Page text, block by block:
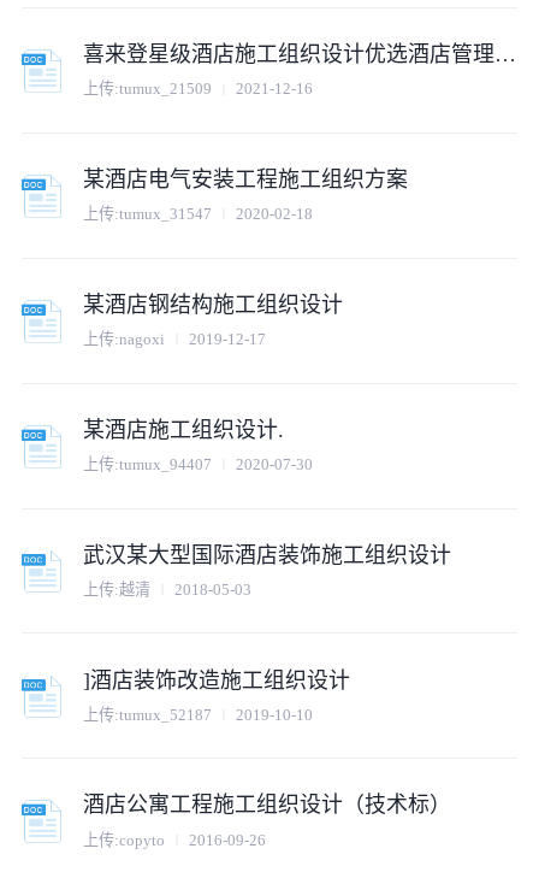
喜来登星级酒店施工组织设计优选酒店管理优选
上传:tumux_21509 2021-12-16
某酒店电气安装工程施工组织方案
上传:tumux_31547 2020-02-18
某酒店钢结构施工组织设计
上传:nagoxi 2019-12-17
某酒店施工组织设计.
上传:tumux_94407 2020-07-30
武汉某大型国际酒店装饰施工组织设计
上传:越清 2018-05-03
]酒店装饰改造施工组织设计
上传:tumux_52187 2019-10-10
酒店公寓工程施工组织设计（技术标）
上传:copyto 2016-09-26